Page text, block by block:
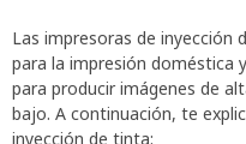
Las impresoras de
para la impresión doméstica
para producir imágenes de
bajo. A continuación, te
inyección de tinta: